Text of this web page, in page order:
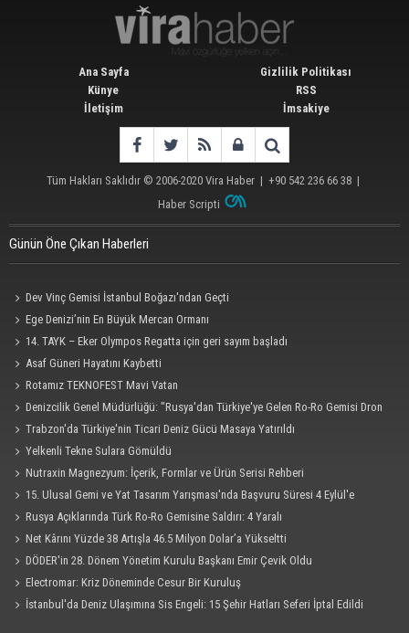
Ana Sayfa
Künye
İletişim
Gizlilik Politikası
RSS
İmsakiye
Tüm Hakları Saklıdır © 2006-2020 Vira Haber | +90 542 236 66 38 |
Haber Scripti
Günün Öne Çıkan Haberleri
Dev Vinç Gemisi İstanbul Boğazı'ndan Geçti
Ege Denizi’nin En Büyük Mercan Ormanı
14. TAYK – Eker Olympos Regatta için geri sayım başladı
Asaf Güneri Hayatını Kaybetti
Rotamız TEKNOFEST Mavi Vatan
Denizcilik Genel Müdürlüğü: "Rusya'dan Türkiye'ye Gelen Ro-Ro Gemisi Dron
Saldırısına Uğradı"
Trabzon'da Türkiye'nin Ticari Deniz Gücü Masaya Yatırıldı
Yelkenli Tekne Sulara Gömüldü
Nutraxin Magnezyum: İçerik, Formlar ve Ürün Serisi Rehberi
15. Ulusal Gemi ve Yat Tasarım Yarışması'nda Başvuru Süresi 4 Eylül'e
Uzatıldı
Rusya Açıklarında Türk Ro-Ro Gemisine Saldırı: 4 Yaralı
Net Kârını Yüzde 38 Artışla 46.5 Milyon Dolar’a Yükseltti
DÖDER'in 28. Dönem Yönetim Kurulu Başkanı Emir Çevik Oldu
Electromar: Kriz Döneminde Cesur Bir Kuruluş
İstanbul'da Deniz Ulaşımına Sis Engeli: 15 Şehir Hatları Seferi İptal Edildi